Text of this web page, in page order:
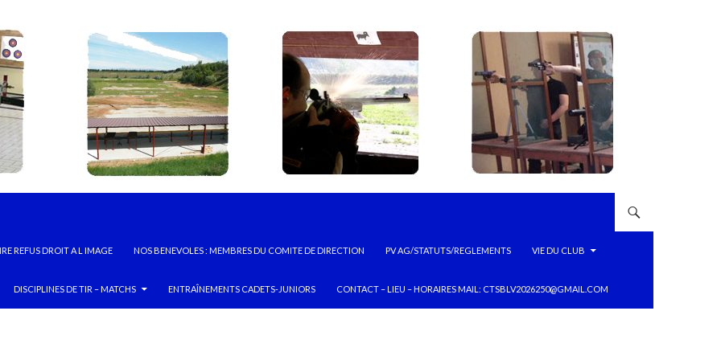
REFUS DROIT A L IMAGE NOS BENEVOLES : MEMBRES DU COMITE DE DIRECTION PV AG/STATUTS/REGLEMENTS VIE DU CLUB
DISCIPLINES DE TIR – MATCHS ENTRAÎNEMENTS CADETS-JUNIORS CONTACT – LIEU – HORAIRES MAIL: CTSBLV2026250@GMAIL.COM